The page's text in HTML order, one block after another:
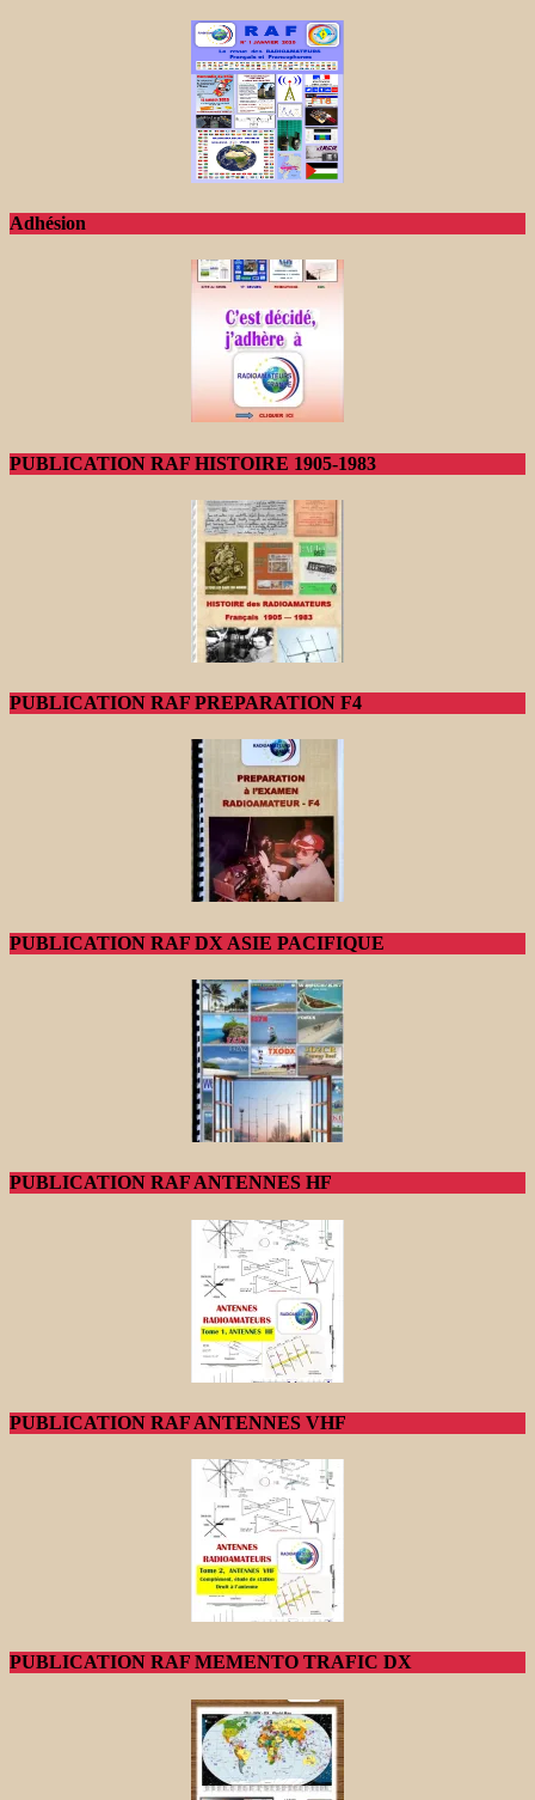
Adhésion
PUBLICATION RAF HISTOIRE 1905-1983
PUBLICATION RAF PREPARATION F4
PUBLICATION RAF DX ASIE PACIFIQUE
PUBLICATION RAF ANTENNES HF
PUBLICATION RAF ANTENNES VHF
PUBLICATION RAF MEMENTO TRAFIC DX